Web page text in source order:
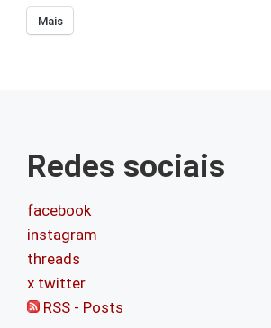
Mais
Redes sociais
facebook
instagram
threads
x twitter
RSS - Posts